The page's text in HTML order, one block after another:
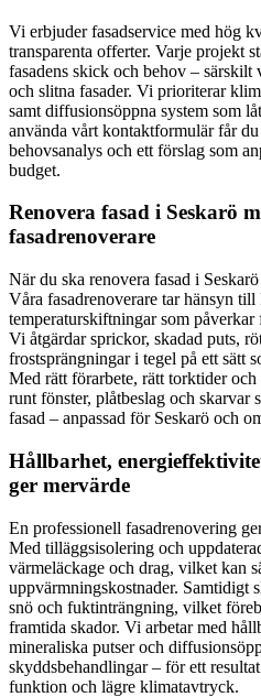
Vi erbjuder fasadservice med hög
transparenta offerter. Varje projekt
fasadens skick och behov –
och slitna fasader. Vi prioriterar
samt diffusionsöppna system som
använda vårt kontaktformulär får
behovsanalys och ett förslag som
budget.
Renovera fasad i Seskarö
fasadrenoverare
När du ska renovera fasad i
Våra fasadrenoverare tar hänsyn
temperaturskiftningar som
Vi åtgärdar sprickor, skadad puts,
frostsprängningar i tegel på ett sätt
Med rätt förarbete, rätt torktider
runt fönster, plåtbeslag och skarvar
fasad – anpassad för Seskarö och
Hållbarhet,
ger mervärde
En professionell fasadrenovering
Med tilläggsisolering och
värmeläckage och drag, vilket kan
uppvärmningskostnader. Samtidigt
snö och fuktinträngning, vilket
framtida skador. Vi arbetar med
mineraliska putser och
skyddsbehandlingar – för ett
funktion och lägre klimatavtryck.